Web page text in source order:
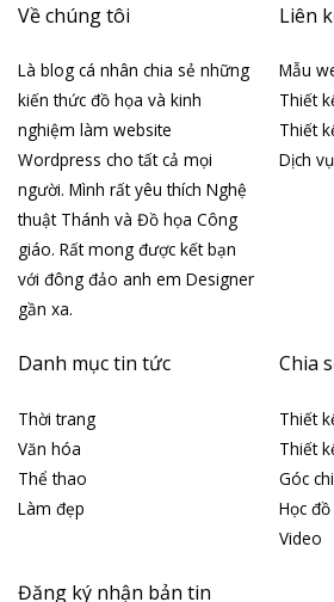
Về chúng tôi
Là blog cá nhân chia sẻ những
kiến thức đồ họa và kinh
nghiệm làm website
Wordpress cho tất cả mọi
người. Mình rất yêu thích Nghệ
thuật Thánh và Đồ họa Công
giáo. Rất mong được kết bạn
với đông đảo anh em Designer
gần xa.
Liên
Mẫu
Thiết
Thiết
Dịch
Danh mục tin tức
Thời trang
Văn hóa
Thể thao
Làm đẹp
Chia
Thiết
Thiết
Góc
Học
Video
Đăng ký nhận bản tin